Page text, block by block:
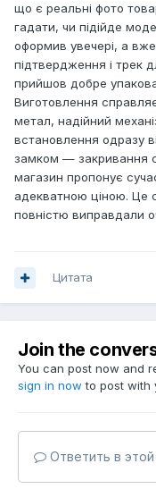
що є реальні фото
гадати, чи підійде
оформив увечері, а
підтвердження і трек
прийшов добре
Виготовлення
метал, надійний
встановлення одразу
замком — закривання
магазин пропонує
адекватною ціною. Це
повністю виправдали
Цитата
Join the
You can post now and
sign in now to post with
Ответить в